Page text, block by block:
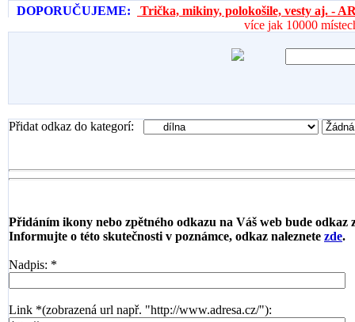
DOPORUČUJEME:
Trička, mikiny, polokošile, vesty aj. -
více jak 10000
Přidat odkaz do kategorí:
Přidáním ikony nebo zpětného odkazu na Váš web bude odkaz
Informujte o této skutečnosti v poznámce, odkaz naleznete zde.
Nadpis: *
Link *(zobrazená url např. "http://www.adresa.cz/"):